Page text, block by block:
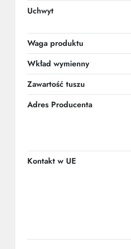
Uchwyt
Waga produktu
Wkład wymienny
Zawartość tuszu
Adres Producenta
Kontakt w UE